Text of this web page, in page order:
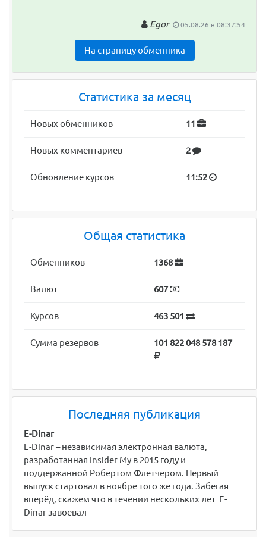
Egor 05.08.26 в 08:37:54
На страницу обменника
Статистика за месяц
Новых обменников 11
Новых комментариев 2
Обновление курсов 11:52
Общая статистика
Обменников 1368
Валют 607
Курсов 463 501
Сумма резервов 101 822 048 578 187
Последняя публикация
E-Dinar
E-Dinar – независимая электронная валюта,
разработанная Insider My в 2015 году и
поддержанной Робертом Флетчером. Первый
выпуск стартовал в ноябре того же года. Забегая
вперёд, скажем что в течении нескольких лет E-
Dinar завоевал